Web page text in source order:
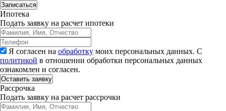
Записаться
Ипотека
Подать заявку на расчет ипотеки
Я согласен на обработку моих персональных данных. С
политикой в отношении обработки персональных данных
ознакомлен и согласен.
Рассрочка
Подать заявку на расчет рассрочки